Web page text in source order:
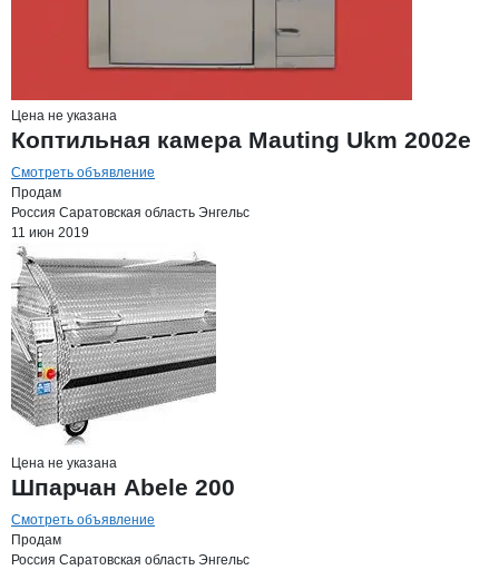
Цена не указана
Коптильная камера Mauting Ukm 2002e
Смотреть объявление
Продам
Россия Саратовская область Энгельс
11 июн 2019
Цена не указана
Шпарчан Abele 200
Смотреть объявление
Продам
Россия Саратовская область Энгельс